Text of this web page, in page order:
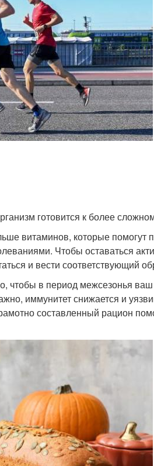
готовится к более
витаминов, которые помогут
Чтобы оставаться
и вести соответствующий
чтобы в период межсезонья
иммунитет снижается и
составленный рацион